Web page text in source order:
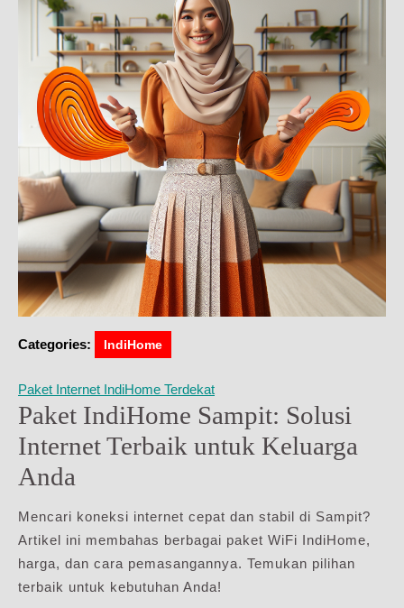
Categories: IndiHome
Paket Internet IndiHome Terdekat
Paket IndiHome Sampit: Solusi
Internet Terbaik untuk Keluarga
Anda
Mencari koneksi internet cepat dan stabil di Sampit?
Artikel ini membahas berbagai paket WiFi IndiHome,
harga, dan cara pemasangannya. Temukan pilihan
terbaik untuk kebutuhan Anda!